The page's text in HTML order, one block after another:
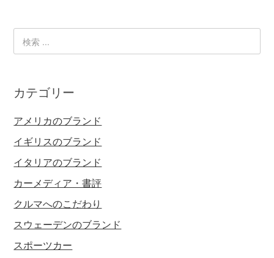
カテゴリー
アメリカのブランド
イギリスのブランド
イタリアのブランド
カーメディア・書評
クルマへのこだわり
スウェーデンのブランド
スポーツカー